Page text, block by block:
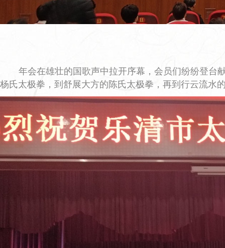
年会在雄壮的国歌声中拉开序幕，会员们纷纷登台
杨氏太极拳，到舒展大方的陈氏太极拳，再到行云流水